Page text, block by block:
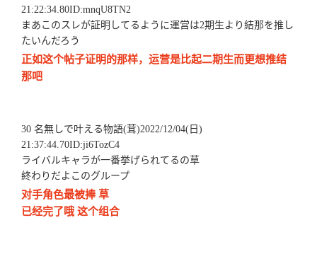
21:22:34.80ID:mnqU8TN2
まあこのスレが証明してるように運営は2期生より結那を推し
たいんだろう
正如这个帖子证明的那样，运营是比起二期生而更想推结
那吧
30 名無しで叶える物語(茸)2022/12/04(日)
21:37:44.70ID:ji6TozC4
ライバルキャラが一番挙げられてるの草
終わりだよこのグループ
对手角色最被捧 草
已经完了哦 这个组合